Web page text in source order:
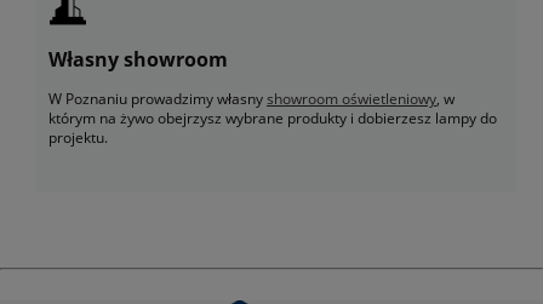
Własny showroom
W Poznaniu prowadzimy własnyshowroom oświetleniowy, w
którym na żywo obejrzysz wybrane produkty i dobierzesz lampy do
projektu.